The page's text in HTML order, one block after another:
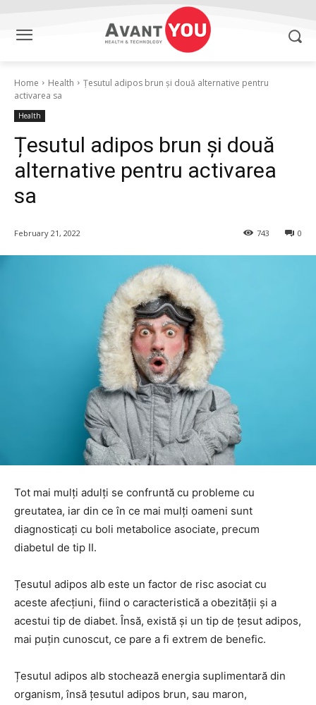
Home Health
Țesutul adipos brun și două alternative pentru
activarea sa
Health
Țesutul adipos brun și două
alternative pentru activarea
sa
February 21, 2022 0
743
Tot mai mulți adulți se confruntă cu probleme cu
greutatea, iar din ce în ce mai mulți oameni sunt
diagnosticați cu boli metabolice asociate, precum
diabetul de tip II.
Țesutul adipos alb este un factor de risc asociat cu
aceste afecțiuni, fiind o caracteristică a obezității și a
acestui tip de diabet. Însă, există și un tip de țesut adipos,
mai puțin cunoscut, ce pare a fi extrem de benefic.
Țesutul adipos alb stochează energia suplimentară din
organism, însă țesutul adipos brun, sau maron,